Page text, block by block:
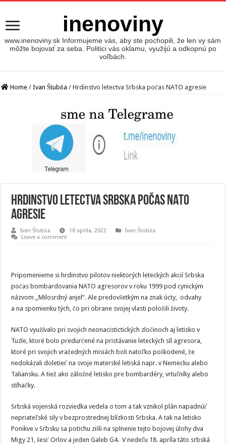
inenoviny
www.inenoviny.sk Informujeme vás, aby ste pochopili, že len vy sám
môžte bojovať za seba. Politici vás oklamu, využijú a odkopnú po
voľbách.
Home / Ivan Štubňa / Hrdinstvo letectva Srbska počas NATO agresie
Hrdinstvo letectva Srbska počas NATO
agresie
Ivan Štubňa 18 apríla, 2022
Ivan Štubňa
Leave a comment
Pripomenieme si hrdinstvo pilotov niektorých leteckých akcií Srbska
počas bombardovania NATO agresorov v roku 1999 pod cynickým
názvom „Milosrdný anjel“. Ale predovšetkým na znak úcty, odvahy
a na spomienku tých, čo pri obrane svojej vlasti položili životy.
NATO využívalo pri svojich neonacistictických zločinoch aj letisko v
Tuzle, ktoré bolo predurčené na pristávanie leteckých síl agresora,
ktoré pri svojich vražedných misiách boli natoľko poškodené, že
nedokázali doletieť na svoje materské letiská napr. v Nemecku alebo
Taliansku. A tiež ako záložné letisko pre bombardéry, vrtuľníky alebo
stíhačky.
Srbská vojenská rozviedka vedela o tom a tak vznikol plán napadnúť
nepriateľské sily v bezprostrednej blízkosti Srbska. A tak na letisko
Ponikve v Srbsku sa potichu zišli na splnenie tejto bojovej úlohy dva
Migy 21, šesť Orlov a jeden Galeb G4. V nedeľu 18. apríla táto srbská